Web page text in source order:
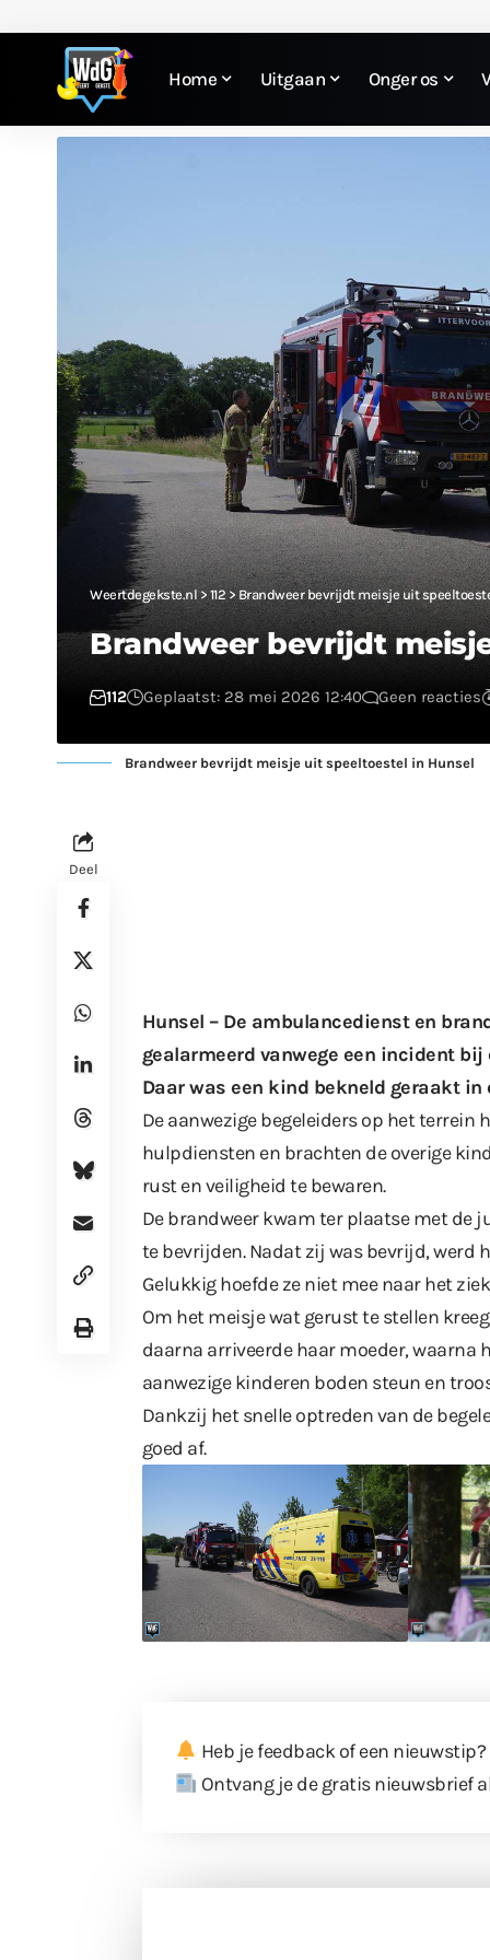
Home Uitgaan Onger os
Weertdegekste.nl> 112>Brandweer bevrijdt meisje uit
Brandweer bevrijdt
112 Geplaatst: 28 mei 2026 12:40 Geen reacties
Brandweer bevrijdt meisje uit speeltoestel in Hunsel
Deel
Hunsel – De ambulancedienst en
gealarmeerd vanwege een incident
Daar was een kind bekneld geraakt in
De aanwezige begeleiders op het
hulpdiensten en brachten de overige
rust en veiligheid te bewaren.
De brandweer kwam ter plaatse met de
te bevrijden. Nadat zij was bevrijd, werd
Gelukkig hoefde ze niet mee naar het
Om het meisje wat gerust te stellen
daarna arriveerde haar moeder, waarna
aanwezige kinderen boden steun en
Dankzij het snelle optreden van de
goed af.
Heb je feedback of een nieuwstip?
Ontvang je de gratis nieuwsbrief